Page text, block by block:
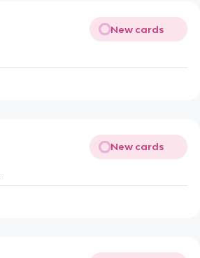
New cards
New cards